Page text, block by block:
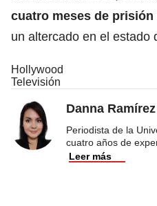
cuatro meses de prisión
un altercado en el estado
Hollywood
Televisión
Danna Ramírez
Periodista de la
cuatro años de
Leer más